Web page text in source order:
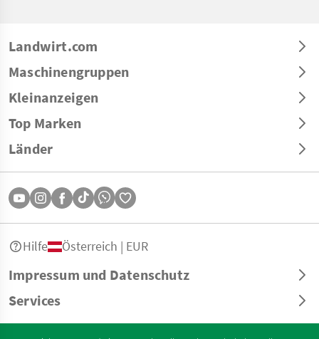
Landwirt.com
Maschinengruppen
Kleinanzeigen
Top Marken
Länder
Impressum und Datenschutz
Services
Hilfe Österreich | EUR